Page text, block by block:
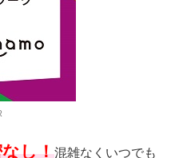
し！混雑なくいつでも